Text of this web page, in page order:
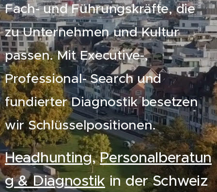
Fach- und Führungskräfte, die
zu Unternehmen und Kultur
passen. Mit Executive-,
Professional- Search und
fundierter Diagnostik besetzen
wir Schlüsselpositionen.
Headhunting, Personalberatun
g & Diagnostik in der Schweiz